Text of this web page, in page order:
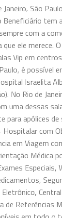
São
Beneficiário tem
com a
ele merece.
Vip em
é possível
Israelita
No Rio de
uma dessas
para apólices
com
em Viagem
Médica
Especiais,
de Referências